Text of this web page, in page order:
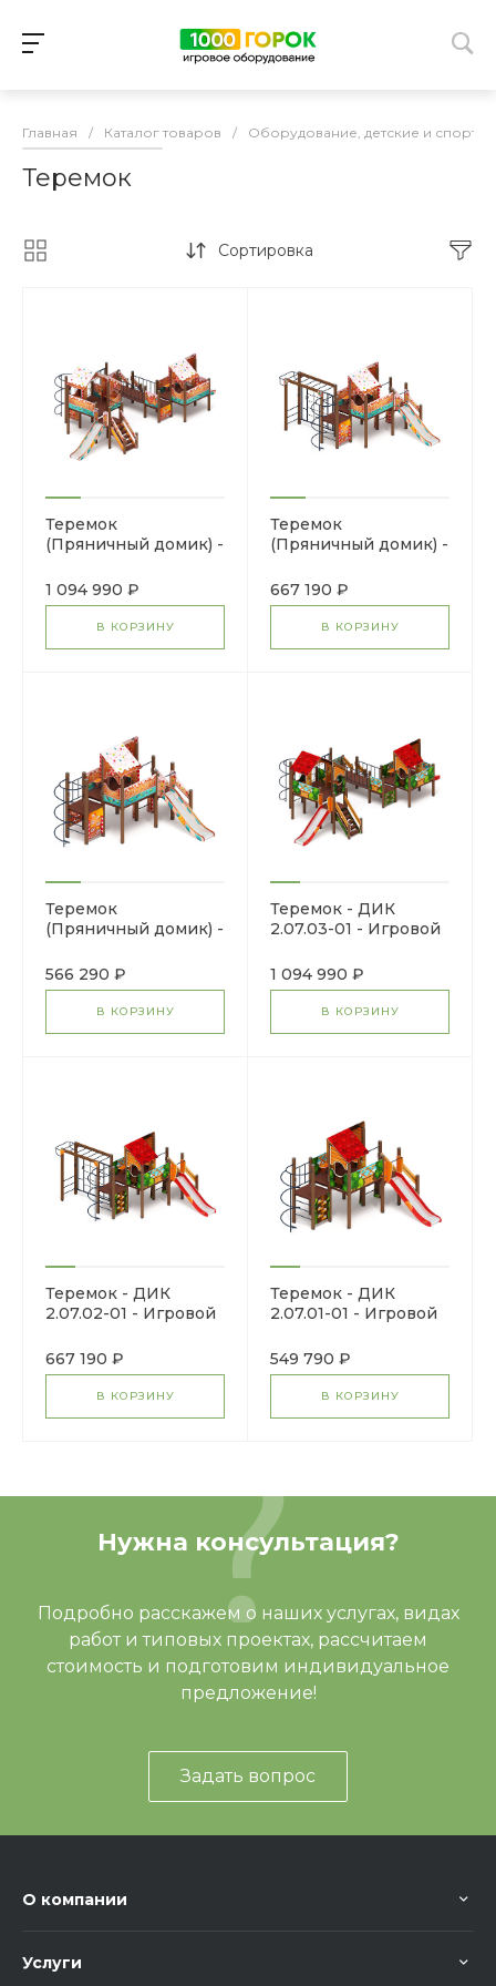
Главная / Каталог товаров / Оборудование, детские и
Теремок
Сортировка
Теремок
(Пряничный домик) -
Игровой комплекс
H=750 H=1200
1 094 990 ₽
В КОРЗИНУ
Теремок
(Пряничный домик) -
Игровой комплекс
H=1200
667 190 ₽
В КОРЗИНУ
Теремок
(Пряничный домик) -
Игровой комплекс
H=1200
566 290 ₽
В КОРЗИНУ
Теремок - ДИК
2.07.03-01 - Игровой
H=1200
1 094 990 ₽
В КОРЗИНУ
Теремок - ДИК
2.07.02-01 - Игровой
667 190 ₽
В КОРЗИНУ
Теремок - ДИК
2.07.01-01 - Игровой
549 790 ₽
В КОРЗИНУ
Нужна консультация?
Подробно расскажем о наших услугах, видах
работ и типовых проектах, рассчитаем
стоимость и подготовим индивидуальное
предложение!
Задать вопрос
О компании
Услуги